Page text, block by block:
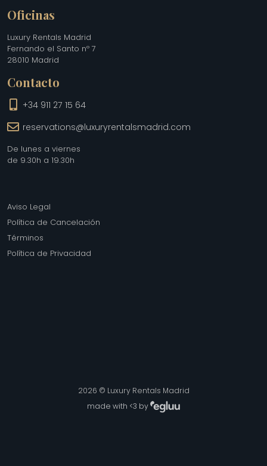
Oficinas
Luxury Rentals Madrid
Fernando el Santo nº 7
28010 Madrid
Contacto
+34 911 27 15 64
reservations@luxuryrentalsmadrid.com
De lunes a viernes
de 9.30h a 19.30h
Aviso Legal
Política de Cancelación
Términos
Política de Privacidad
2026 © Luxury Rentals Madrid
made with <3 by